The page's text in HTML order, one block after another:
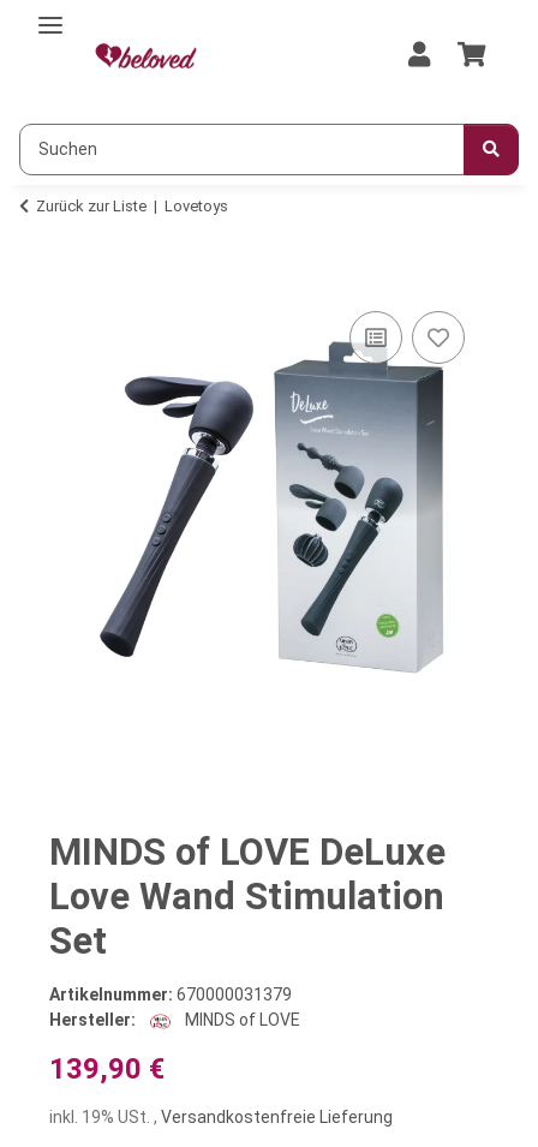
Zurück zur Liste Lovetoys
MINDS of LOVE DeLuxe
Love Wand Stimulation
Set
Artikelnummer: 670000031379
Hersteller:
MINDS of LOVE
139,90 €
inkl. 19% USt. , Versandkostenfreie Lieferung